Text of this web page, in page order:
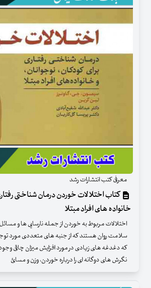
معرفی کتب انتشارات رشد
کتاب اختلالات خوردن درمان شناختی
خانواده های افراد مبتلا
اختلالات مربوط به خوردن از جمله نارسایی ها و
سلامت روان هستند که از جنبه های متعددی مورد
که دغدغه های زیادی در مورد افزایش میزان چاقی وجود
نگرش های دوگانه ای را درباره خوردن، وزن و مسائ